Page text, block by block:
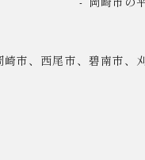
崎市、西尾市、碧南市、